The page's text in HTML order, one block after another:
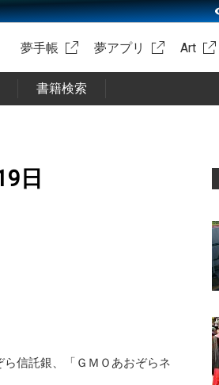
夢手帳 夢アプリ Art
書籍検索
日
信託銀、「ＧＭＯあおぞらネ